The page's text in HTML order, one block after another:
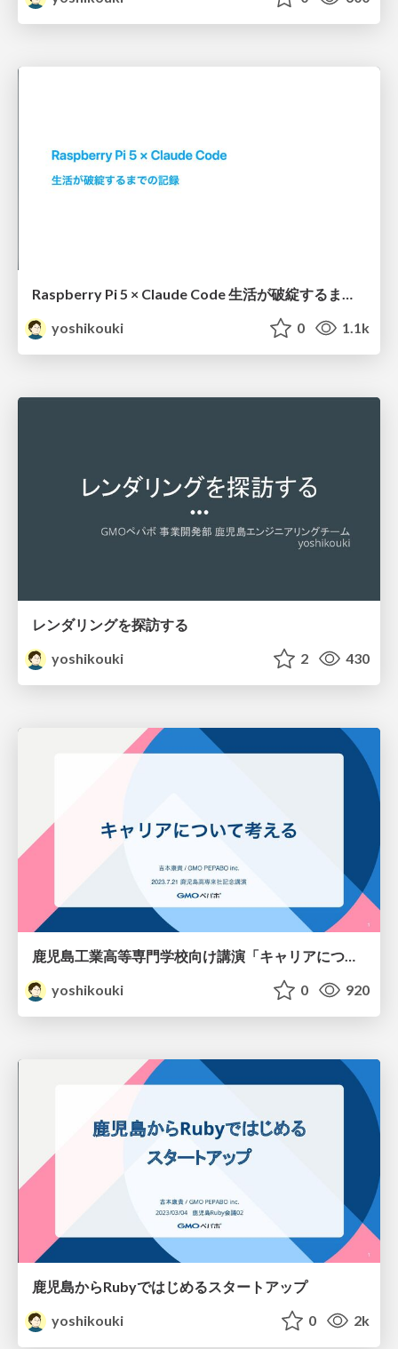
Raspberry Pi 5 × Claude Code 生活が破綻するまでの記録
yoshikouki
0 1.1k
レンダリングを探訪する
yoshikouki
2 430
鹿児島工業高等専門学校向け講演「キャリアについて考える」
yoshikouki
0 920
鹿児島からRubyではじめるスタートアップ
yoshikouki
0 2k